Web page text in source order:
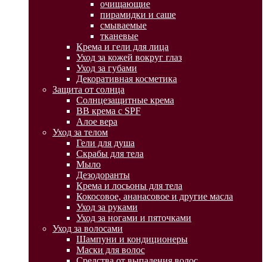
очищающие
пирамидки и саше
смываемые
тканевые
Крема и гели для лица
Уход за кожей вокруг глаз
Уход за губами
Декоративная косметика
Защита от солнца
Солнцезащитные крема
BB крема с SPF
Алое вера
Уход за телом
Гели для душа
Скрабы для тела
Мыло
Дезодоранты
Крема и лосьоны для тела
Кокосовое, ананасовое и другие масла
Уход за руками
Уход за ногами и пяточками
Уход за волосами
Шампуни и кондиционеры
Маски для волос